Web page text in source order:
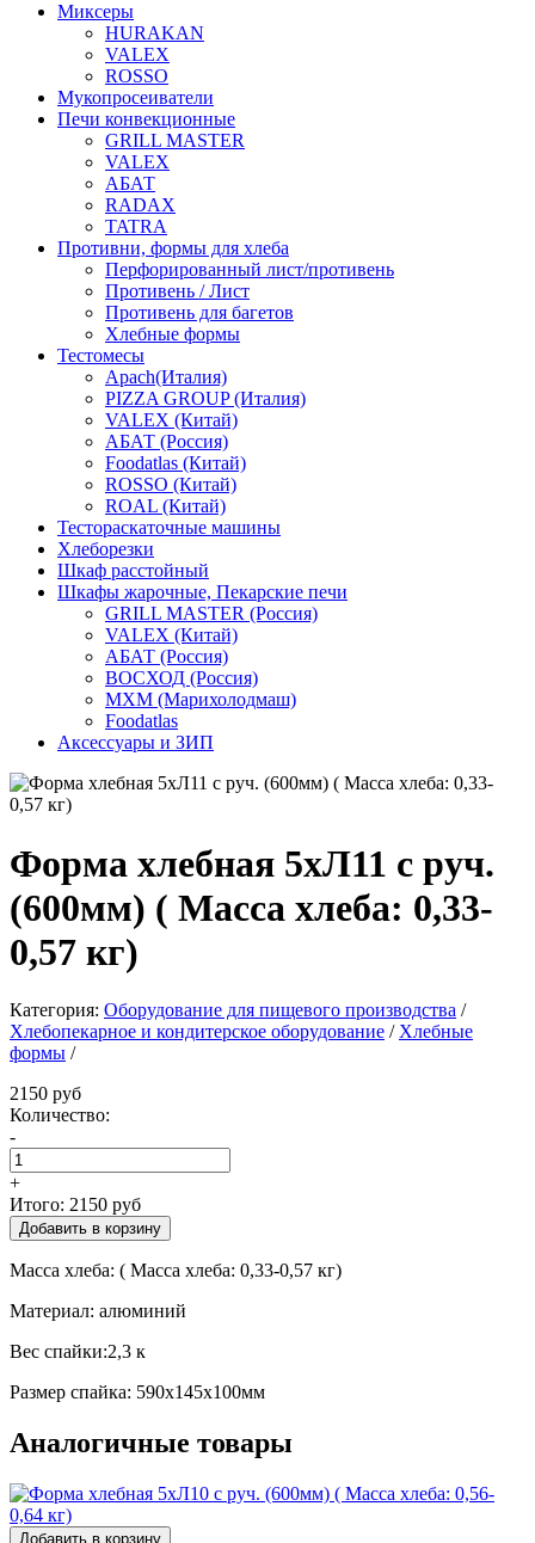
Миксеры
HURAKAN
VALEX
ROSSO
Мукопросеиватели
Печи конвекционные
GRILL MASTER
VALEX
АБАТ
RADAX
TATRA
Противни, формы для хлеба
Перфорированный лист/противень
Противень / Лист
Противень для багетов
Хлебные формы
Тестомесы
Apach(Италия)
PIZZA GROUP (Италия)
VALEX (Китай)
АБАТ (Россия)
Foodatlas (Китай)
ROSSO (Китай)
ROAL (Китай)
Тестораскаточные машины
Хлеборезки
Шкаф расстойный
Шкафы жарочные, Пекарские печи
GRILL MASTER (Россия)
VALEX (Китай)
АБАТ (Россия)
ВОСХОД (Россия)
МХМ (Марихолодмаш)
Foodatlas
Аксессуары и ЗИП
Форма хлебная 5хЛ11 с руч.
(600мм) ( Масса хлеба: 0,33-
0,57 кг)
Категория: Оборудование для пищевого производства /
Хлебопекарное и кондитерское оборудование / Хлебные
формы /
2150 руб
Количество:
-
+
Итого: 2150 руб
Масса хлеба: ( Масса хлеба: 0,33-0,57 кг)
Материал: алюминий
Вес спайки:2,3 к
Размер спайка: 590х145х100мм
Аналогичные товары